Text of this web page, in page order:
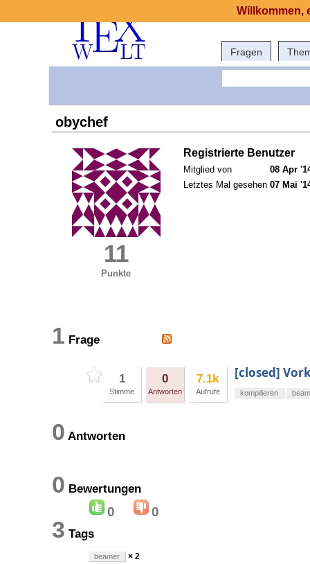
Fragen
obychef
11
Punkte
Registrierte Benutzer
Mitglied von
08 Apr
Letztes Mal gesehen 07 Mai
1 Frage
1
Stimme
0
Antworten
7.1k
Aufrufe
[closed]
kompilieren
0 Antworten
0 Bewertungen
0 0
3 Tags
beamer × 2
Willkommen,